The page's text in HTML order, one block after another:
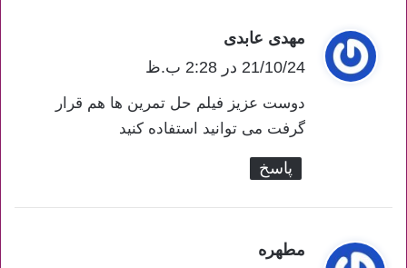
مهدی عابدی
ف
ت
:
21/10/24 در 2:28 ب.ظ
دوست عزیز فیلم حل تمرین ها هم قرار
گرفت می توانید استفاده کنید
پاسخ
مطهره